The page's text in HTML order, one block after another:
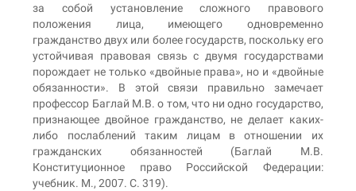
за собой установление сложного правового
положения лица, имеющего одновременно
гражданство двух или более государств, поскольку его
устойчивая правовая связь с двумя государствами
порождает не только «двойные права», но и «двойные
обязанности». В этой связи правильно замечает
профессор Баглай М.В. о том, что ни одно государство,
признающее двойное гражданство, не делает каких-
либо послаблений таким лицам в отношении их
гражданских обязанностей (Баглай М.В.
Конституционное право Российской Федерации:
учебник. М., 2007. С. 319).